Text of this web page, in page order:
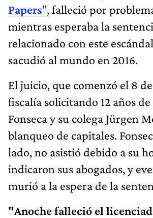
Papers",falleció por
mientras esperaba la
relacionado con este
sacudió al mundo en 2016.
El juicio, que comenzó el 8
fiscalía solicitando 12 años
Fonseca y su colega Jürgen
blanqueo de capitales.
lado, no asistió debido a su
indicaron sus abogados, y
murió a la espera de la
"Anoche falleció el